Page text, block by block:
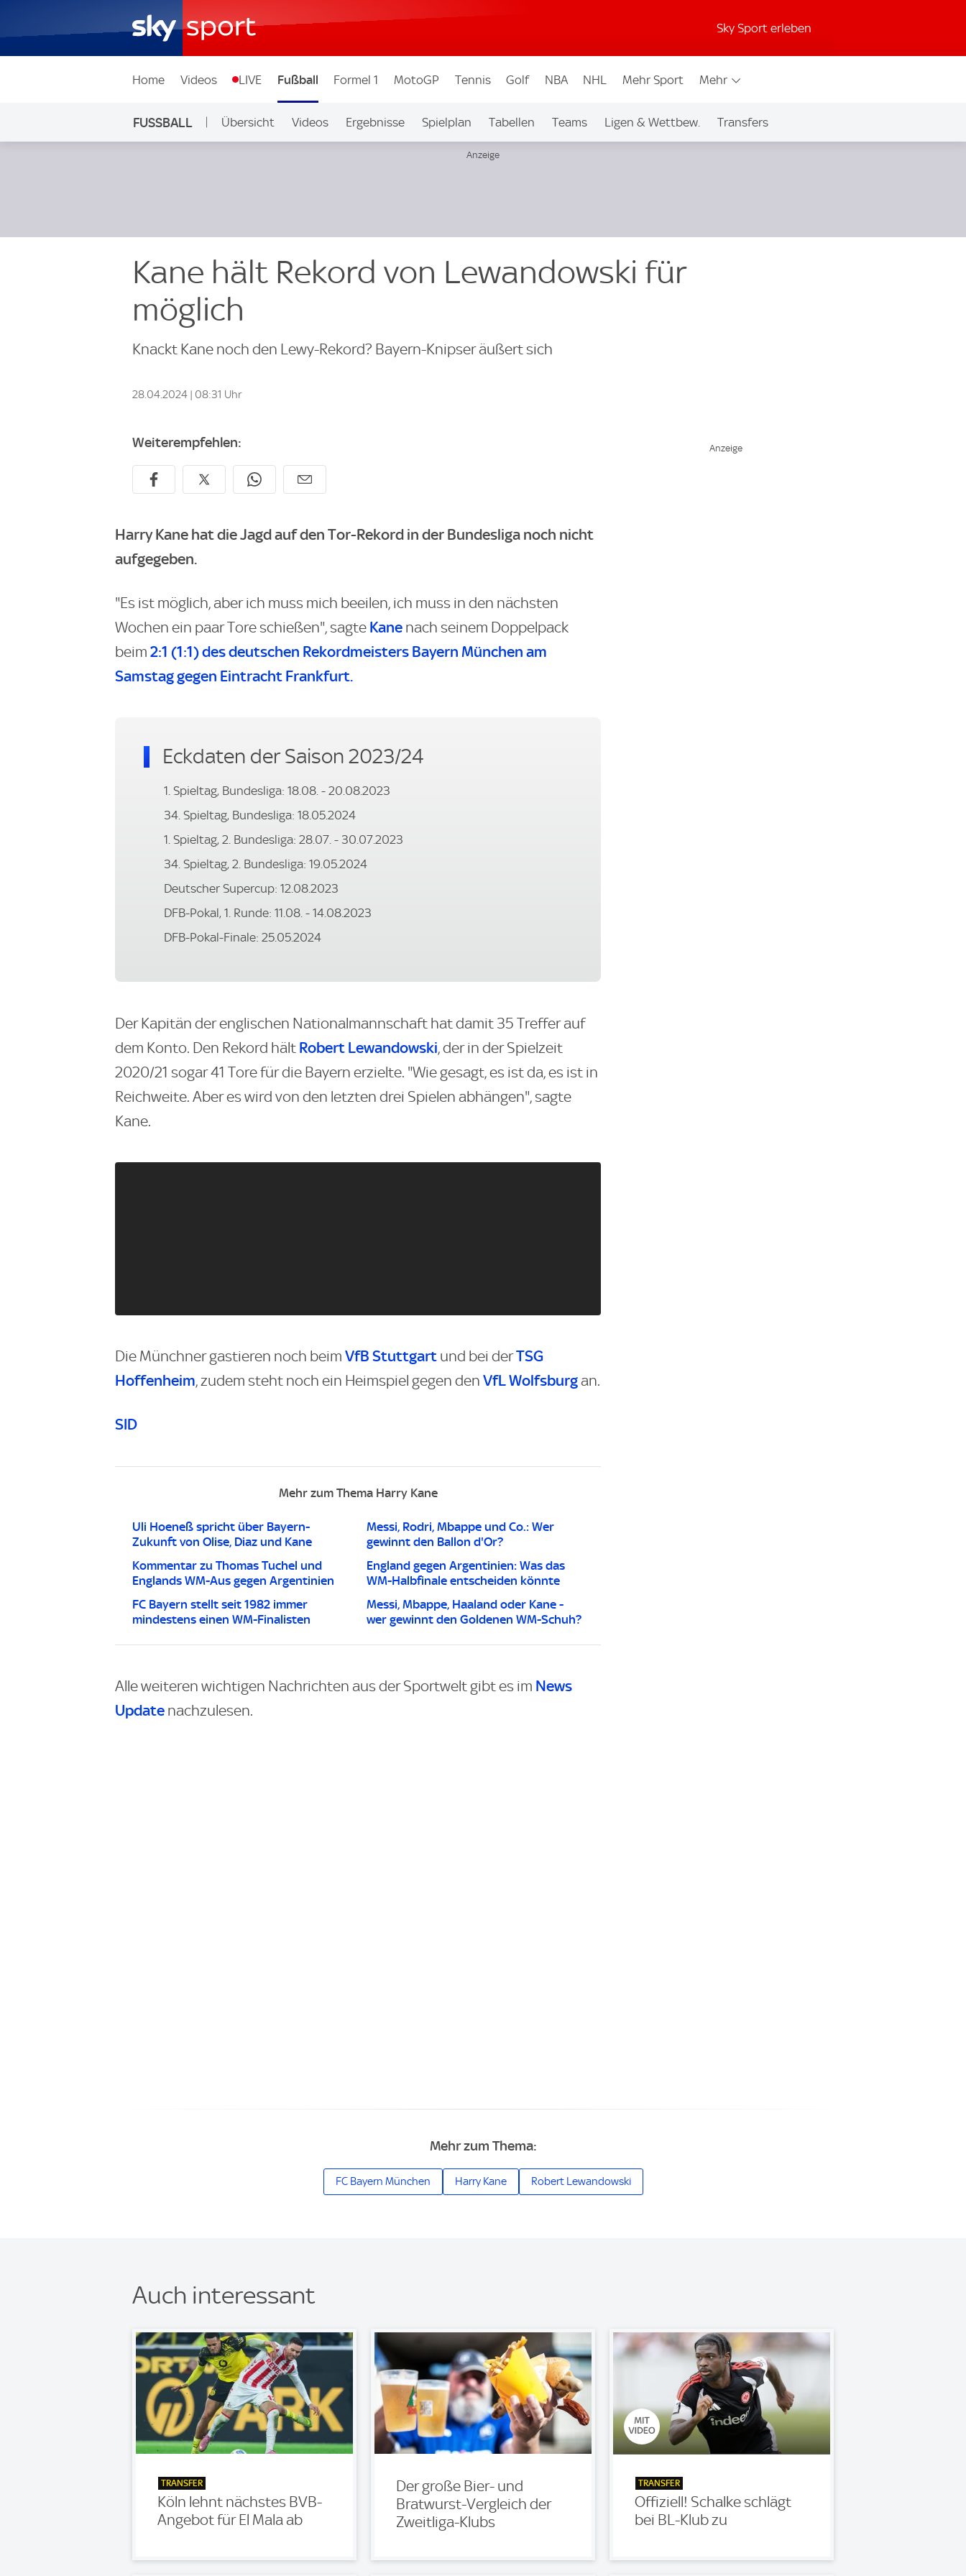
Sky Sport erleben
Home Videos LIVE Fußball Formel 1 MotoGP Tennis Golf NBA NHL Mehr Sport Mehr
FUSSBALL Übersicht Videos Ergebnisse Spielplan Tabellen Teams Ligen & Wettbew. Transfers
Kane hält Rekord von Lewandowski für
möglich
Knackt Kane noch den Lewy-Rekord? Bayern-Knipser äußert sich
28.04.2024 | 08:31 Uhr
Weiterempfehlen:
Harry Kane hat die Jagd auf den Tor-Rekord in der Bundesliga noch nicht
aufgegeben.
"Es ist möglich, aber ich muss mich beeilen, ich muss in den nächsten
Wochen ein paar Tore schießen", sagte Kane nach seinem Doppelpack
beim 2:1 (1:1) des deutschen Rekordmeisters Bayern München am
Samstag gegen Eintracht Frankfurt.
Eckdaten der Saison 2023/24
1. Spieltag, Bundesliga: 18.08. - 20.08.2023
34. Spieltag, Bundesliga: 18.05.2024
1. Spieltag, 2. Bundesliga: 28.07. - 30.07.2023
34. Spieltag, 2. Bundesliga: 19.05.2024
Deutscher Supercup: 12.08.2023
DFB-Pokal, 1. Runde: 11.08. - 14.08.2023
DFB-Pokal-Finale: 25.05.2024
Der Kapitän der englischen Nationalmannschaft hat damit 35 Treffer auf
dem Konto. Den Rekord hält Robert Lewandowski, der in der Spielzeit
2020/21 sogar 41 Tore für die Bayern erzielte. "Wie gesagt, es ist da, es ist in
Reichweite. Aber es wird von den letzten drei Spielen abhängen", sagte
Kane.
Die Münchner gastieren noch beim VfB Stuttgart und bei derTSG
Hoffenheim, zudem steht noch ein Heimspiel gegen den VfL Wolfsburgan.
SID
Mehr zum Thema Harry Kane
Uli Hoeneß spricht über Bayern-
Zukunft von Olise, Diaz und Kane
Messi, Rodri, Mbappe und Co.: Wer
gewinnt den Ballon d'Or?
Kommentar zu Thomas Tuchel und
Englands WM-Aus gegen Argentinien
England gegen Argentinien: Was das
WM-Halbfinale entscheiden könnte
FC Bayern stellt seit 1982 immer
mindestens einen WM-Finalisten
Messi, Mbappe, Haaland oder Kane -
wer gewinnt den Goldenen WM-Schuh?
Alle weiteren wichtigen Nachrichten aus der Sportwelt gibt es im News
Update nachzulesen.
Mehr zum Thema:
FC Bayern München Harry Kane Robert Lewandowski
Auch interessant
TRANSFER
Köln lehnt nächstes BVB-
Angebot für El Mala ab
Der große Bier- und
Bratwurst-Vergleich der
Zweitliga-Klubs
TRANSFER
Offiziell! Schalke schlägt
bei BL-Klub zu